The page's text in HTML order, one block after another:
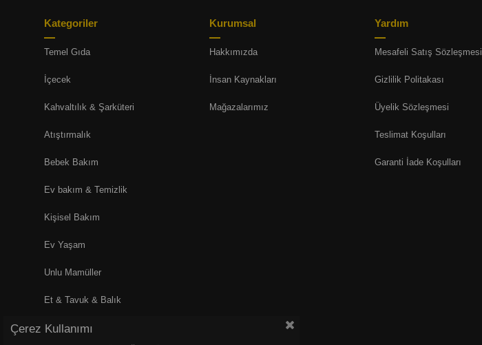
Kategoriler
Temel Gıda
İçecek
Kahvaltılık & Şarküteri
Atıştırmalık
Bebek Bakım
Ev bakım & Temizlik
Kişisel Bakım
Ev Yaşam
Unlu Mamüller
Et & Tavuk & Balık
Pet Shop
Kurumsal
Hakkımızda
İnsan Kaynakları
Mağazalarımız
Yardım
Mesafeli Satış Sözleşmesi
Gizlilik Politakası
Üyelik Sözleşmesi
Teslimat Koşulları
Garanti İade Koşulları
Çerez Kullanımı